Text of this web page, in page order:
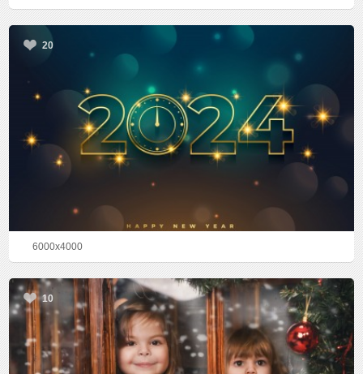
20
6000x4000
10